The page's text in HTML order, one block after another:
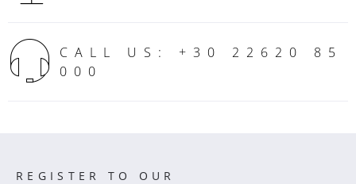
CALL US: +30 22620 85
000
REGISTER TO OUR